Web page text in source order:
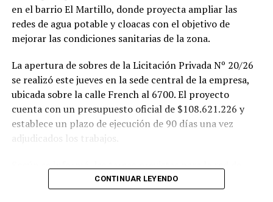
en el barrio El Martillo, donde proyecta ampliar las
redes de agua potable y cloacas con el objetivo de
mejorar las condiciones sanitarias de la zona.
La apertura de sobres de la Licitación Privada Nº 20/26
se realizó este jueves en la sede central de la empresa,
ubicada sobre la calle French al 6700. El proyecto
cuenta con un presupuesto oficial de $108.621.226 y
establece un plazo de ejecución de 90 días una vez
adjudicados los trabajos.
agua potable incluyen la colocación de unos 355 metros
CONTINUAR LEYENDO